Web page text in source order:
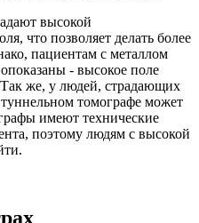
высокой
что позволяет делать более
пациентам с металлом
- высокое поле
Так же, у людей, страдающих
томографе может
имеют технические
поэтому людям с высокой